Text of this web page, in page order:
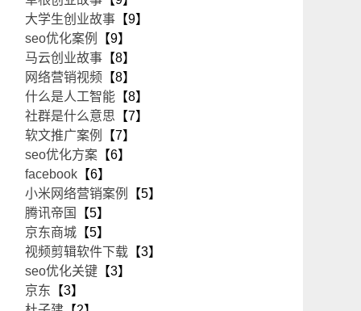
大学生创业故事 【9】
seo优化案例
【9】
马云创业故事 【8】
网络营销视频 【8】
什么是人工智能 【8】
社群是什么意思 【7】
软文推广案例
【7】
seo优化方案 【6】
facebook 【6】
小米网络营销案例
【5】
腾讯帝国
【5】
京东商城 【5】
视频剪辑软件下载 【3】
seo优化关键 【3】
京东 【3】